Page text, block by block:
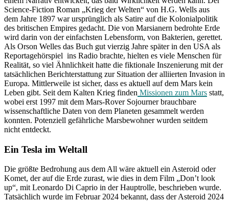
Science-Fiction Roman „Krieg der Welten“ von H.G. Wells aus
dem Jahre 1897 war ursprünglich als Satire auf die Kolonialpolitik
des britischen Empires gedacht. Die von Marsianern bedrohte Erde
wird darin von der einfachsten Lebensform, von Bakterien, gerettet.
Als Orson Welles das Buch gut vierzig Jahre später in den USA als
Reportagehörspiel ins Radio brachte, hielten es viele Menschen für
Realität, so viel Ähnlichkeit hatte die fiktionale Inszenierung mit der
tatsächlichen Berichterstattung zur Situation der alliierten Invasion in
Europa. Mittlerweile ist sicher, dass es aktuell auf dem Mars kein
Leben gibt. Seit dem Kalten Krieg finden Missionen zum Mars statt,
wobei erst 1997 mit dem Mars-Rover Sojourner brauchbare
wissenschaftliche Daten von dem Planeten gesammelt werden
konnten. Potenziell gefährliche Marsbewohner wurden seitdem
nicht entdeckt.
Ein Tesla im Weltall
Die größte Bedrohung aus dem All wäre aktuell ein Asteroid oder
Komet, der auf die Erde zurast, wie dies in dem Film „Don’t look
up“, mit Leonardo Di Caprio in der Hauptrolle, beschrieben wurde.
Tatsächlich wurde im Februar 2024 bekannt, dass der Asteroid 2024